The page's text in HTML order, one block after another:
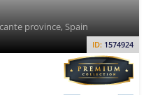
ID: 1574924
province, Spain